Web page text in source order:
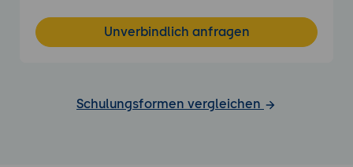
Unverbindlich anfragen
Schulungsformen vergleichen